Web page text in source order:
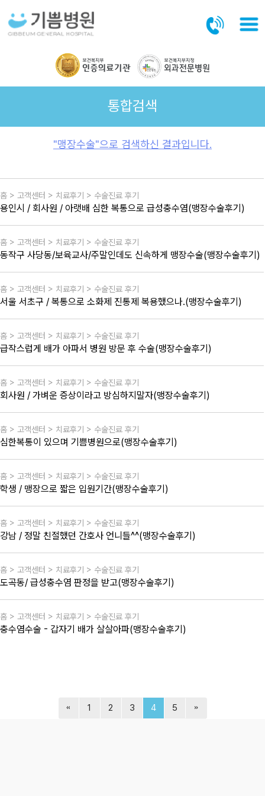
통합검색
"맹장수술"으로 검색하신 결과입니다.
홈 > 고객센터 > 치료후기 > 수술진료 후기
용인시 / 회사원 / 아랫배 심한 복통으로 급성충수염(맹장수술후기)
홈 > 고객센터 > 치료후기 > 수술진료 후기
동작구 사당동/보육교사/주말인데도 신속하게 맹장수술(맹장수술후기)
홈 > 고객센터 > 치료후기 > 수술진료 후기
서울 서초구 / 복통으로 소화제 진통제 복용했으나.(맹장수술후기)
홈 > 고객센터 > 치료후기 > 수술진료 후기
급작스럽게 배가 아파서 병원 방문 후 수술(맹장수술후기)
홈 > 고객센터 > 치료후기 > 수술진료 후기
회사원 / 가벼운 증상이라고 방심하지말자(맹장수술후기)
홈 > 고객센터 > 치료후기 > 수술진료 후기
심한복통이 있으며 기쁨병원으로(맹장수술후기)
홈 > 고객센터 > 치료후기 > 수술진료 후기
학생 / 맹장으로 짧은 입원기간(맹장수술후기)
홈 > 고객센터 > 치료후기 > 수술진료 후기
강남 / 정말 친절했던 간호사 언니들^^(맹장수술후기)
홈 > 고객센터 > 치료후기 > 수술진료 후기
도곡동/ 급성충수염 판정을 받고(맹장수술후기)
홈 > 고객센터 > 치료후기 > 수술진료 후기
충수염수술 - 갑자기 배가 살살아파(맹장수술후기)
1 2 3 4 5